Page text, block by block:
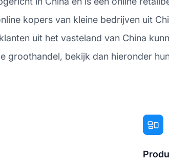
kopers van kleine bedrijven uit
uit het vasteland van China
groothandel, bekijk dan hieronder